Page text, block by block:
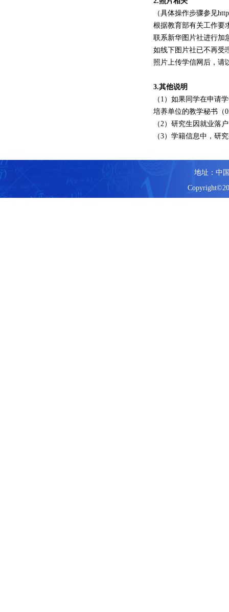
（具体操作步骤参见
根据教育部有关工作要
联系新华图片社进行加
如线下图片社已不再受
照片上传学信网后，请
3.其他说明
（ 1）如果同学在申请
培养单位的教学秘书 （
（2）研究生因就业落
（3）学籍信息中，研
地址：中